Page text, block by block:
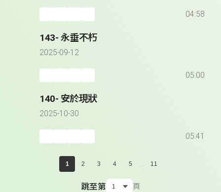
04:58
143- 永垂不朽
2025-09-12
05:00
140- 安於現狀
2025-10-30
05:41
1 2 3 4 5 ... 11
跳至第 頁